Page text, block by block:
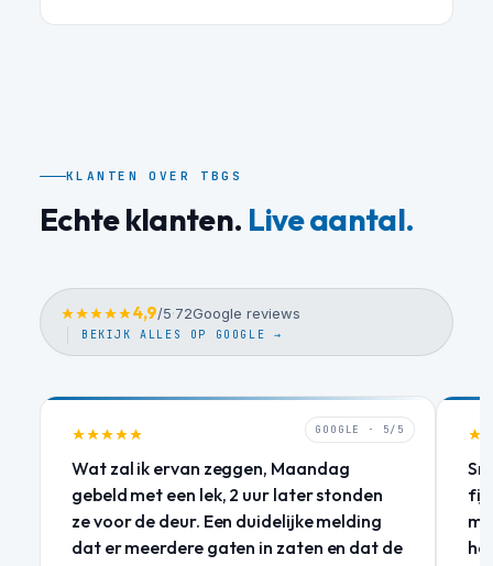
KLANTEN OVER TBGS
Echte klanten. Live aantal.
4,9/5·72Google reviews
BEKIJK ALLES OP GOOGLE →
GOOGLE · 5/5
Wat zal ik ervan zeggen, Maandag
gebeld met een lek, 2 uur later stonden
ze voor de deur. Een duidelijke melding
dat er meerdere gaten in zaten en dat de